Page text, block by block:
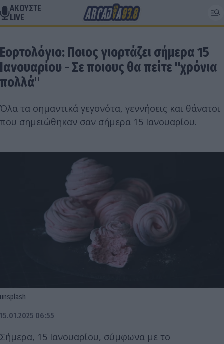
ΑΚΟΥΣΤΕ
LIVE
Εορτολόγιο: Ποιος γιορτάζει σήμερα 15
Ιανουαρίου - Σε ποιους θα πείτε "χρόνια
πολλά"
Όλα τα σημαντικά γεγονότα, γεννήσεις και θάνατοι
που σημειώθηκαν σαν σήμερα 15 Ιανουαρίου.
unsplash
15.01.2025 06:55
Σήμερα, 15 Ιανουαρίου, σύμφωνα με το